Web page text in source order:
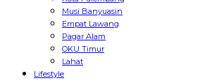
Musi Banyuasin
Empat Lawang
Pagar Alam
OKU Timur
Lahat
Lifestyle